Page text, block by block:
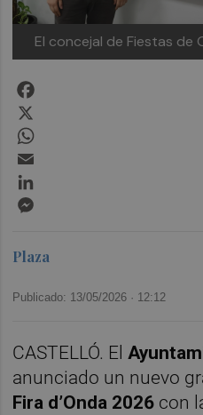
El concejal de Fiestas de
Plaza
Publicado: 13/05/2026 · 12:12
CASTELLÓ. El
anunciado un nuevo
Fira d’Onda 2026 con